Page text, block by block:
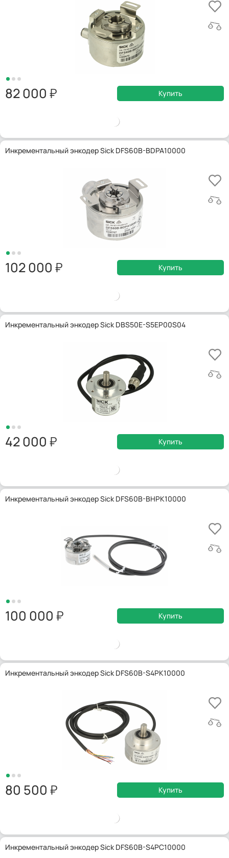
82 000 Купить
Инкрементальный энкодер Sick DFS60B-BDPA10000
102 000 Купить
Инкрементальный энкодер Sick DBS50E-S5EP00S04
42 000 Купить
Инкрементальный энкодер Sick DFS60B-BHPK10000
100 000 Купить
Инкрементальный энкодер Sick DFS60B-S4PK10000
80 500 Купить
Инкрементальный энкодер Sick DFS60B-S4PC10000